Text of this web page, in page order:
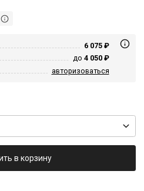
6 075 ₽
до 4 050 ₽
авторизоваться
в корзину